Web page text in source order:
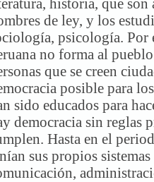
historia, que son
de ley, y los
psicología. Por
no forma al
que se creen
posible para
sido educados para
democracia sin reglas
Hasta en el
sus propios